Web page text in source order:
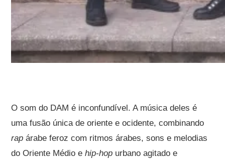
O som do DAM é inconfundível. A música deles é
uma fusão única de oriente e ocidente, combinando
rap árabe feroz com ritmos árabes, sons e melodias
do Oriente Médio ehip-hop urbano agitado e